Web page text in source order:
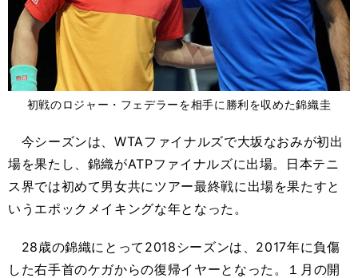
初戦のロジャー・フェデラーを相手に勝利を収めた錦織圭
今シーズンは、WTAファイナルズで大坂なおみが初出
場を果たし、錦織がATPファイナルズに出場。日本テニ
ス界では初めて男女共にツアー最終戦に出場を果たすと
いうエポックメイキングな年となった。
28歳の錦織にとって2018シーズンは、2017年に負傷
した右手首のケガからの復帰イヤーとなった。１月の開